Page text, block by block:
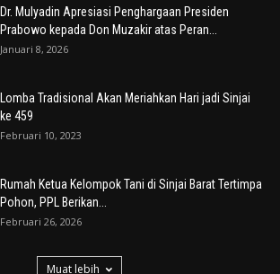
Dr. Mulyadin Apresiasi Penghargaan Presiden
Prabowo kepada Don Muzakir atas Peran...
Januari 8, 2026
Lomba Tradisional Akan Meriahkan Hari jadi Sinjai
ke 459
Februari 10, 2023
Rumah Ketua Kelompok Tani di Sinjai Barat Tertimpa
Pohon, PPL Berikan...
Februari 26, 2026
Muat lebih